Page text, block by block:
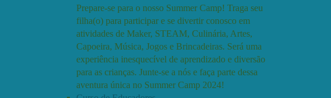
Prepare-se para o nosso Summer Camp! Traga seu
filha(o) para participar e se divertir conosco em
atividades de Maker, STEAM, Culinária, Artes,
Capoeira, Música, Jogos e Brincadeiras. Será uma
experiência inesquecível de aprendizado e diversão
para as crianças. Junte-se a nós e faça parte dessa
aventura única no Summer Camp 2024!